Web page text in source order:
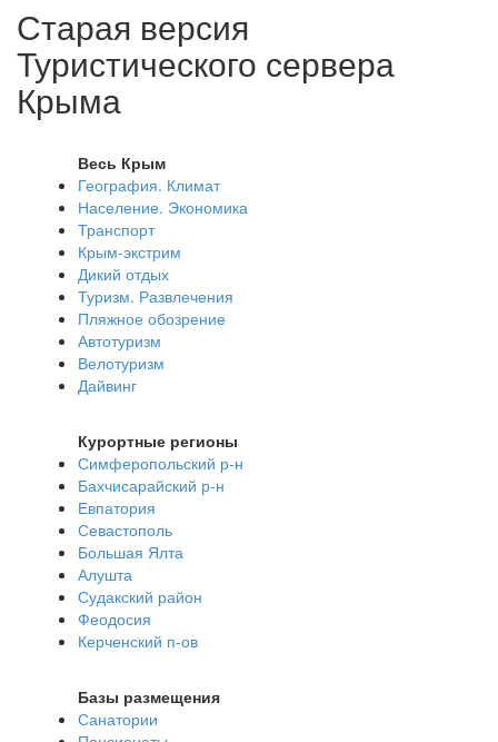
Старая версия
Туристического сервера
Крыма
Весь Крым
География. Климат
Население. Экономика
Транспорт
Крым-экстрим
Дикий отдых
Туризм. Развлечения
Пляжное обозрение
Автотуризм
Велотуризм
Дайвинг
Курортные регионы
Симферопольский р-н
Бахчисарайский р-н
Евпатория
Севастополь
Большая Ялта
Алушта
Судакский район
Феодосия
Керченский п-ов
Базы размещения
Санатории